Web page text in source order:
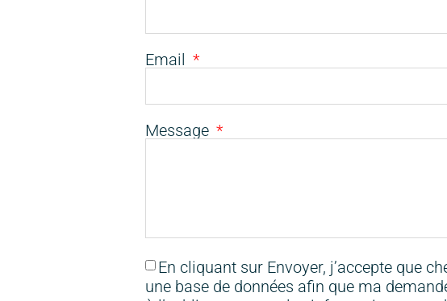
Email
Message
En cliquant sur Envoyer, j’accepte que
une base de données afin que ma